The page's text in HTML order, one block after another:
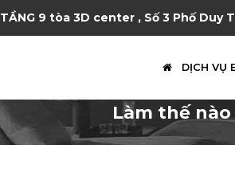
TẦNG 9 tòa 3D center , Số 3 Phố Duy
DỊCH VỤ
Làm thế